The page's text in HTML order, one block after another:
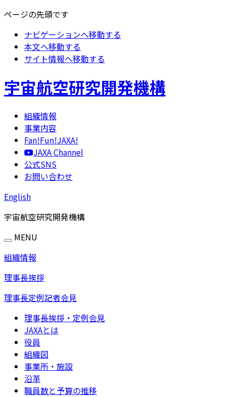
ページの先頭です
ナビゲーションへ移動する
本文へ移動する
サイト情報へ移動する
宇宙航空研究開発機構
組織情報
事業内容
Fan!Fun!JAXA!
JAXA Channel
公式SNS
お問い合わせ
English
宇宙航空研究開発機構
MENU
組織情報
理事長挨拶
理事長定例記者会見
理事長挨拶・定例会見
JAXAとは
役員
組織図
事業所・施設
沿革
職員数と予算の推移